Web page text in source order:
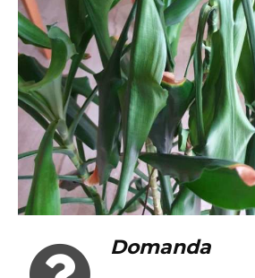
Domanda